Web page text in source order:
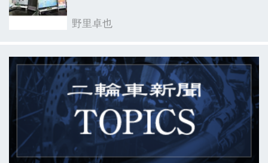
野里卓也